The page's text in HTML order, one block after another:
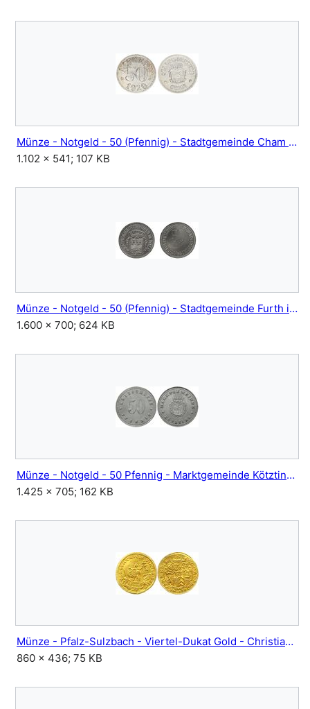
Münze - Notgeld - 50 (Pfennig) - Stadtgemeinde Cham - 1920.jpg
1.102 × 541; 107 KB
Münze - Notgeld - 50 (Pfennig) - Stadtgemeinde Furth im Wald - (1917).jpg
1.600 × 700; 624 KB
Münze - Notgeld - 50 Pfennig - Marktgemeinde Kötzting.jpg
1.425 × 705; 162 KB
Münze - Pfalz-Sulzbach - Viertel-Dukat Gold - Christian August - um 1700.jpg
860 × 436; 75 KB